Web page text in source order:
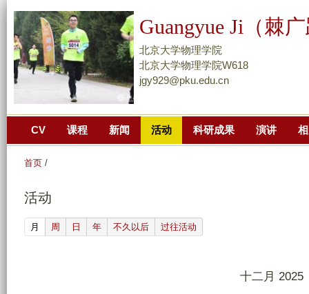
主
要
Guangyue Ji（棘
北京大学物理学院
北京大学物理学院W618
jgy929@pku.edu.cn
CV 课程 新闻 活动 科研成果 演讲
首页 /
活动
月 (active tab)
周 日 年 不久以后 过往活动
十二月 2025